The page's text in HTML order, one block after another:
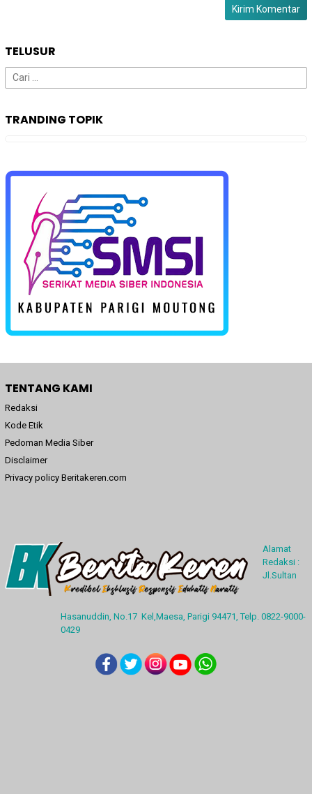
TELUSUR
Cari
untuk:
TRANDING TOPIK
TENTANG KAMI
Redaksi
Kode Etik
Pedoman Media Siber
Disclaimer
Privacy policy Beritakeren.com
Alamat
Redaksi :
Jl.Sultan
Hasanuddin, No.17 Kel,Maesa, Parigi 94471, Telp. 0822-9000-
0429